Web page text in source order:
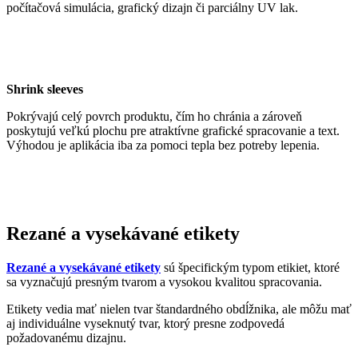
počítačová simulácia, grafický dizajn či parciálny UV lak.
Shrink sleeves
Pokrývajú celý povrch produktu, čím ho chránia a zároveň
poskytujú veľkú plochu pre atraktívne grafické spracovanie a text.
Výhodou je aplikácia iba za pomoci tepla bez potreby lepenia.
Rezané a vysekávané etikety
Rezané a vysekávané etikety sú špecifickým typom etikiet, ktoré
sa vyznačujú presným tvarom a vysokou kvalitou spracovania.
Etikety vedia mať nielen tvar štandardného obdĺžnika, ale môžu mať
aj individuálne vyseknutý tvar, ktorý presne zodpovedá
požadovanému dizajnu.